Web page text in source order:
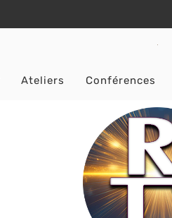
Ateliers Conférences